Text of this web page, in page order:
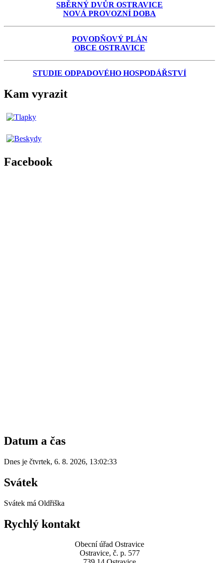
SBĚRNÝ DVŮR OSTRAVICE
NOVÁ PROVOZNÍ DOBA
POVODŇOVÝ PLÁN
OBCE OSTRAVICE
STUDIE ODPADOVÉHO HOSPODÁŘSTVÍ
Kam vyrazit
Facebook
Datum a čas
Dnes je čtvrtek, 6. 8. 2026, 13:02:33
Svátek
Svátek má Oldřiška
Rychlý kontakt
Obecní úřad Ostravice
Ostravice, č. p. 577